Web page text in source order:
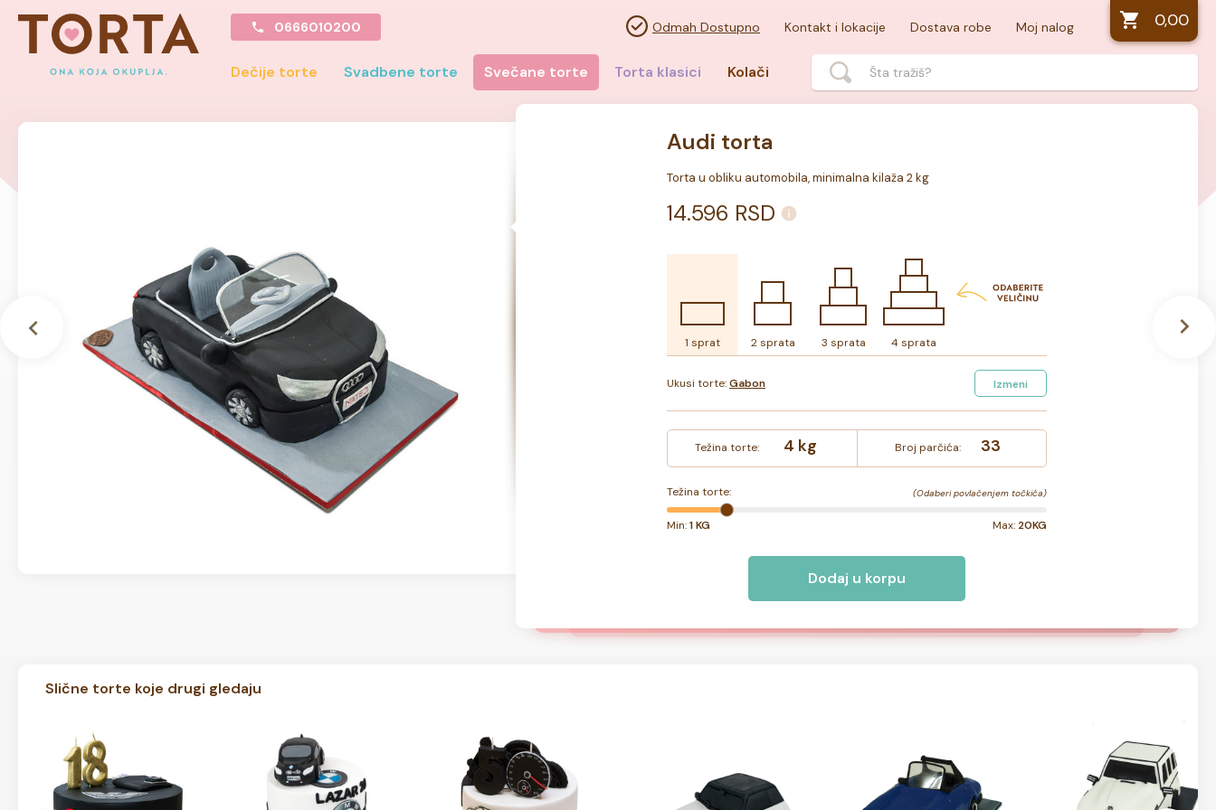
0666010200 Odmah Dostupno Kontakt i lokacije Dostava robe Moj nalog 0,00
Dečije torte Svadbene torte Svečane torte Torta klasici Kolači
Audi torta
Torta u obliku automobila, minimalna kilaža 2 kg
14.596 RSD
1 sprat 2 sprata 3 sprata 4 sprata
Ukusi torte:Gabon Izmeni
Težina torte: 4 kg Broj parčića: 33
Težina torte: (Odaberi povlačenjem točkića)
Min:1 KG Max: 20KG
Dodaj u korpu
Slične torte koje drugi gledaju